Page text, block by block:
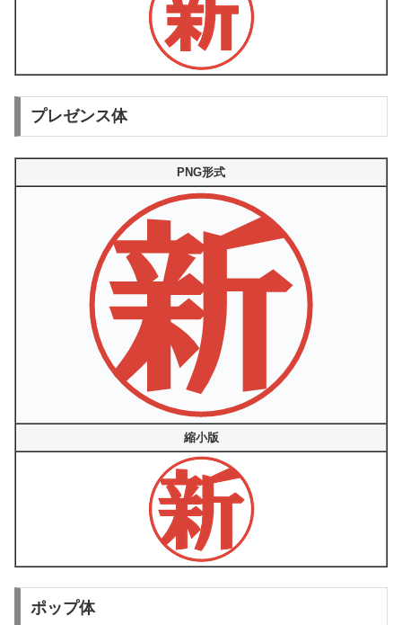
プレゼンス体
PNG形式
縮小版
ポップ体